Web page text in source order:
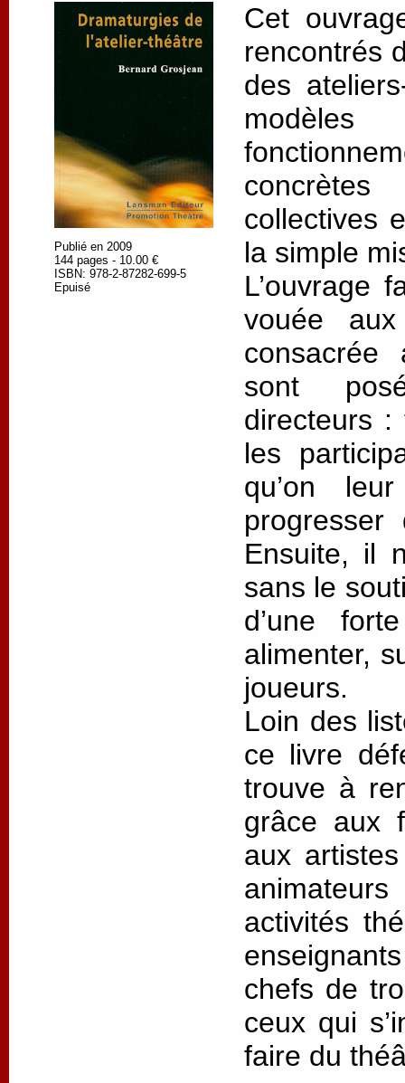
Publié en 2009
144 pages - 10.00 €
ISBN: 978-2-87282-699-5
Epuisé
Cet
rencontrés
des
collectives
la simple
L’ouvrage
vouée
consacrée
sont
directeurs :
les
qu’on
Ensuite, il
sans le
d’une
alimenter,
joueurs.
Loin des
ce livre
trouve à
grâce aux
aux
activités
chefs de
ceux qui
faire du